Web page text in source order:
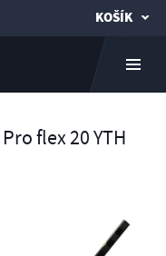
KOŠÍK
flex 20 YTH